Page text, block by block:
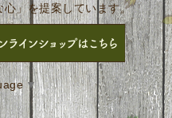
」を提案しています。
▼